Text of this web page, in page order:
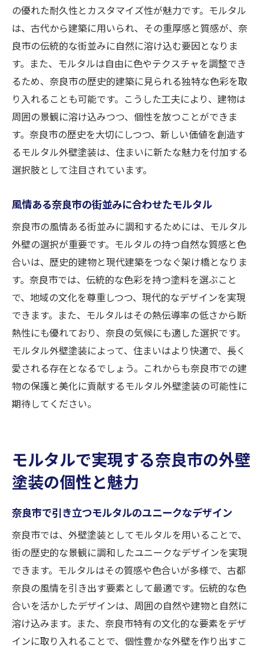
の優れた耐久性とカスタマイズ性が魅力です。モルタル
は、古代から建築に用いられ、その重厚感と質感が、奈
良市の伝統的な街並みに自然に溶け込む要因となりま
す。また、モルタルは自由に色やテクスチャを調整でき
るため、奈良市の歴史的建築に見られる独特な色彩を取
り入れることも可能です。こうした工夫により、建物は
周囲の景観に溶け込みつつ、個性を放つことができま
す。奈良市の歴史を大切にしつつ、新しい価値を創造す
るモルタル外壁塗装は、住まいに新たな魅力を付加する
選択肢として注目されています。
風情ある奈良市の街並みに合わせたモルタル
奈良市の風情ある街並みに調和するためには、モルタル
外壁の選択が重要です。モルタルの持つ自然な質感と色
合いは、歴史的建物と現代建築をつなぐ架け橋となりま
す。奈良市では、伝統的な色彩を持つ塗料を選ぶこと
で、地域の文化を尊重しつつ、現代的なデザインを実現
できます。また、モルタルはその熱伝導率の低さから断
熱性にも優れており、奈良の気候にも適した選択です。
モルタル外壁塗装によって、住まいはより快適で、長く
愛される存在となるでしょう。これからも奈良市での建
物の保護と美化に貢献するモルタル外壁塗装の可能性に
期待してください。
モルタルで実現する奈良市の外壁
塗装の個性と魅力
奈良市で引き立つモルタルのユニークなデザイン
奈良市では、外壁塗装としてモルタルを用いることで、
街の歴史的な景観に調和したユニークなデザインを実現
できます。モルタルはその質感や色合いが多様で、古都
奈良の風情を引き出す要素として最適です。伝統的な色
合いを活かしたデザインは、周囲の自然や建物と自然に
溶け込みます。また、奈良市特有の文化的な要素をデザ
インに取り入れることで、個性豊かな外壁を作り出すこ